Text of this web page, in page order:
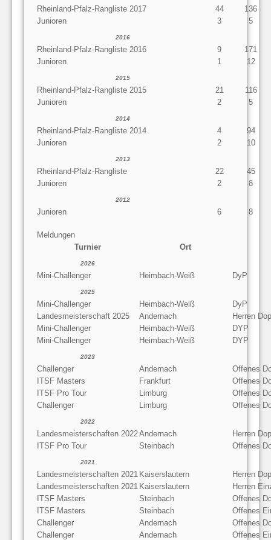
Rheinland-Pfalz-Rangliste 2017 44
136
Junioren
3 5
2016
Rheinland-Pfalz-Rangliste 2016 9
171
Junioren
1 12
2015
Rheinland-Pfalz-Rangliste 2015 21
116
Junioren
2 5
2014
Rheinland-Pfalz-Rangliste 2014 4
94
Junioren
2 10
2013
Rheinland-Pfalz-Rangliste 22
45
Junioren
2 8
2012
Junioren 6 8
Meldungen
Turnier
Ort
2026
Mini-Challenger Heimbach-Weiß DyP
2025
Mini-Challenger Heimbach-Weiß
DyP
Landesmeisterschaft 2025
Andernach
Herren
Mini-Challenger
Heimbach-Weiß
DYP
Mini-Challenger
Heimbach-Weiß DYP
2023
Challenger Andernach
Offenes
ITSF Masters
Frankfurt
Offenes
ITSF Pro Tour
Limburg
Offenes
Challenger
Limburg Offenes
2022
Landesmeisterschaften 2022Andernach
Herren
ITSF Pro Tour
Steinbach Offenes
2021
Landesmeisterschaften 2021 Kaiserslautern
Herren
Landesmeisterschaften 2021 Kaiserslautern
Herren
ITSF Masters
Steinbach
Offenes
ITSF Masters
Steinbach
Offenes
Challenger
Andernach
Offenes
Challenger
Andernach Offenes